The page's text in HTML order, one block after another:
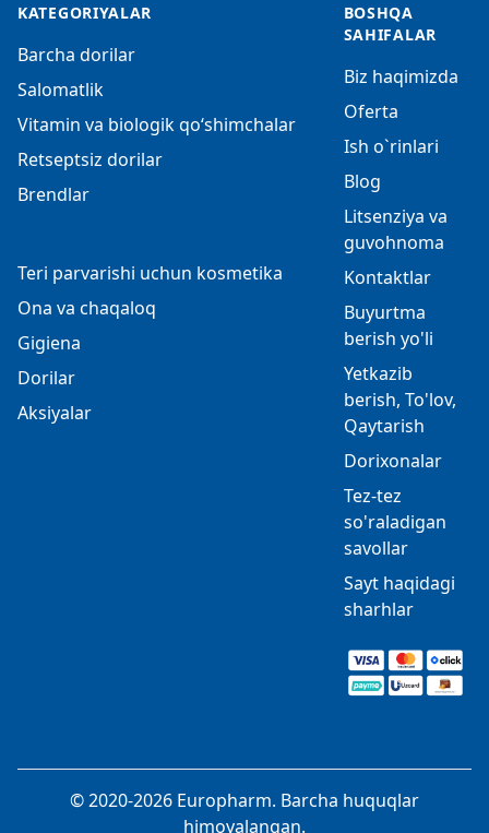
KATEGORIYALAR
Barcha dorilar
Salomatlik
Vitamin va biologik qo‘shimchalar
Retseptsiz dorilar
Brendlar
Teri parvarishi uchun kosmetika
Ona va chaqaloq
Gigiena
Dorilar
Aksiyalar
BOSHQA
SAHIFALAR
Biz haqimizda
Oferta
Ish o`rinlari
Blog
Litsenziya va
guvohnoma
Kontaktlar
Buyurtma
berish yo'li
Yetkazib
berish, To'lov,
Qaytarish
Dorixonalar
Tez-tez
so'raladigan
savollar
Sayt haqidagi
sharhlar
© 2020-2026 Europharm. Barcha huquqlar
himoyalangan.